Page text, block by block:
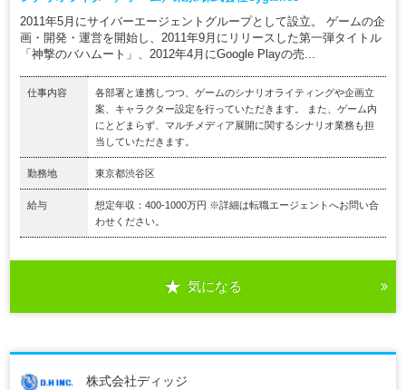
2011年5月にサイバーエージェントグループとして設立。 ゲームの企
画・開発・運営を開始し、2011年9月にリリースした第一弾タイトル
「神撃のバハムート」、2012年4月にGoogle Playの売...
仕事内容
各部署と連携しつつ、ゲームのシナリオライティングや企画立
案、キャラクター設定を行っていただきます。 また、ゲーム内
にとどまらず、マルチメディア展開に関するシナリオ業務も担
当していただきます。
勤務地 東京都渋谷区
給与
想定年収：400-1000万円 ※詳細は転職エージェントへお問い合
わせください。
気になる
株式会社ディッジ